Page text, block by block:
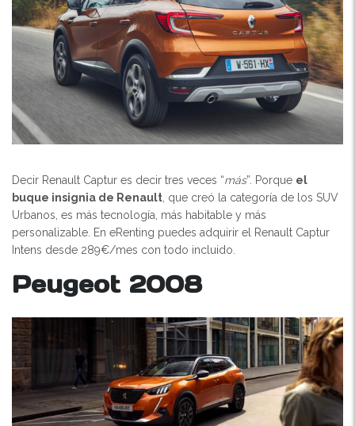
Decir Renault Captur es decir tres veces “más”. Porque el
buque insignia de Renault , que creó la categoría de los SUV
Urbanos, es más tecnología, más habitable y más
personalizable. En eRenting puedes adquirir el Renault Captur
Intens desde 289€/mes con todo incluido.
Peugeot 2008